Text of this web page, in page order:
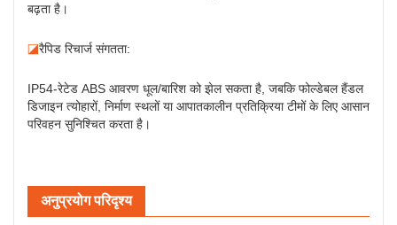
बढ़ता है।
◪रैपिड रिचार्ज संगतता:
IP54-रेटेड ABS आवरण धूल/बारिश को झेल सकता है, जबकि फोल्डेबल हैंडल
डिजाइन त्योहारों, निर्माण स्थलों या आपातकालीन प्रतिक्रिया टीमों के लिए आसान
परिवहन सुनिश्चित करता है।
अनुप्रयोग परिदृश्य